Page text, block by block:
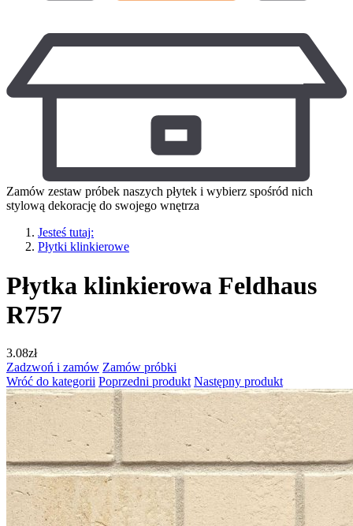
Zamów zestaw próbek naszych płytek i wybierz spośród nich
stylową dekorację do swojego wnętrza
Jesteś tutaj:
Płytki klinkierowe
Płytka klinkierowa Feldhaus
R757
3.08zł
Zadzwoń i zamów Zamów próbki
Wróć do kategorii Poprzedni produkt Następny produkt